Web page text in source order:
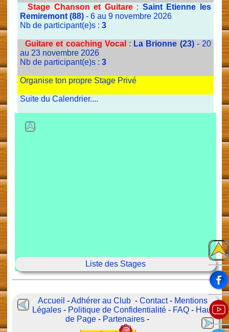
Stage Chanson et Guitare: Saint Etienne les
Remiremont (88)- 6 au 9 novembre 2026
Nb de participant(e)s : 3
Guitare et coaching Vocal : La Brionne (23)- 20
au 23 novembre 2026
Nb de participant(e)s : 3
Organise ton propre Stage Privé
Suite du Calendrier....
Liste des Stages
Accueil -Adhérer au Club -Contact- Mentions
Légales - Politique de Confidentialité - FAQ - Haut
de Page- Partenaires-